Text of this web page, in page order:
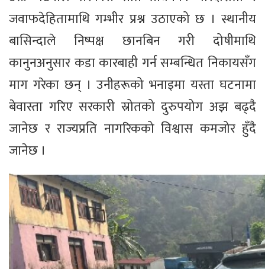
जवाफदेहितामाथि गम्भीर प्रश्न उठाएको छ । स्थानीय
बासिन्दाले निष्पक्ष छानबिन गरी दोषीमाथि
कानुनअनुसार कडा कारबाही गर्न सम्बन्धित निकायसँग
माग गरेका छन् । उनीहरूको भनाइमा यस्ता घटनामा
बेवास्ता गरिए सरकारी स्रोतको दुरुपयोग अझ बढ्दै
जानेछ र राज्यप्रति नागरिकको विश्वास कमजोर हुँदै
जानेछ ।